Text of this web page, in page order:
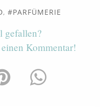
, PARFÜMERIE
gefallen?
einen Kommentar!